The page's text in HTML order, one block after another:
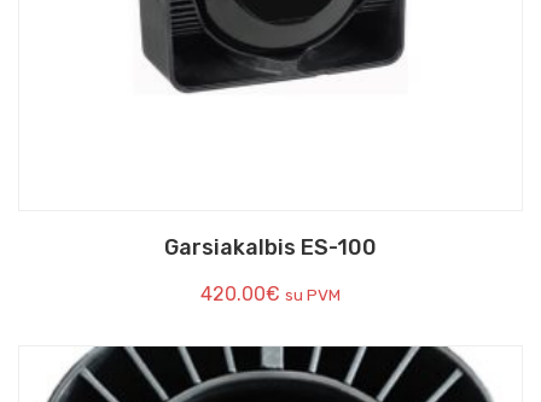
Garsiakalbis ES-100
420.00€ su PVM